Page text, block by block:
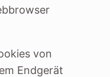
von
Endgerät